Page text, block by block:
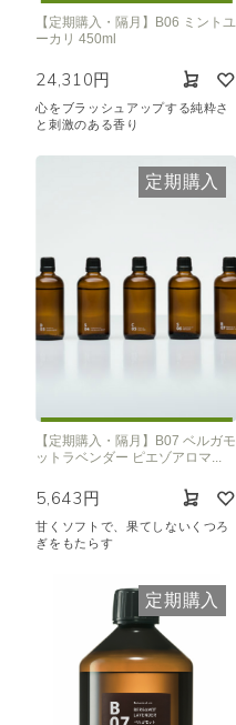
【定期購入・隔月】B06 ミントユ
ーカリ 450ml
24,310円
心をブラッシュアップする純粋さ
と刺激のある香り
定期購入
【定期購入・隔月】B07 ベルガモ
ットラベンダー ピエゾアロマ...
5,643円
甘くソフトで、果てしないくつろ
ぎをもたらす
定期購入